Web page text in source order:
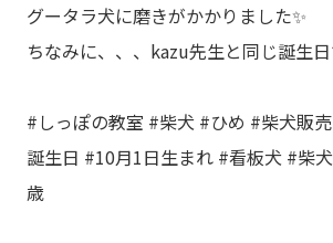
グータラ犬に磨きがかかりました✨
ちなみに、、、kazu先生と同じ誕生
#しっぽの教室 #柴犬 #ひめ #柴犬販
誕生日 #10月1日生まれ #看板犬 #柴
歳